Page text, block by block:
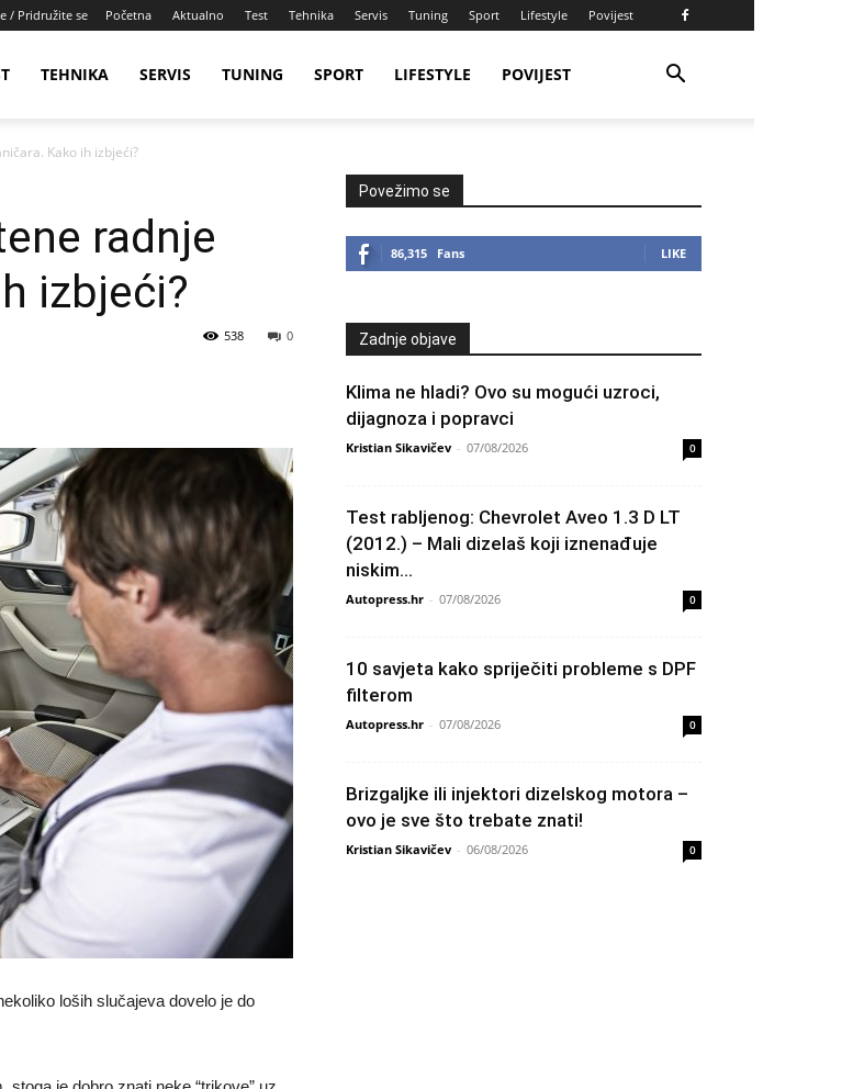
/ Pridružite se Početna Aktualno Test Tehnika Servis Tuning Sport Lifestyle Povijest
TEHNIKA SERVIS TUNING SPORT LIFESTYLE POVIJEST
Kako ih izbjeći?
radnje
izbjeći?
0
538
loših slučajeva dovelo je do
Povežimo se
86,315 Fans LIKE
Zadnje objave
Klima ne hladi? Ovo su mogući uzroci,
dijagnoza i popravci
Kristian Sikavičev - 07/08/2026 0
Test rabljenog: Chevrolet Aveo 1.3 D LT
(2012.) – Mali dizelaš koji iznenađuje
niskim...
Autopress.hr - 07/08/2026 0
10 savjeta kako spriječiti probleme s DPF
filterom
Autopress.hr - 07/08/2026 0
Brizgaljke ili injektori dizelskog motora –
ovo je sve što trebate znati!
Kristian Sikavičev - 06/08/2026 0